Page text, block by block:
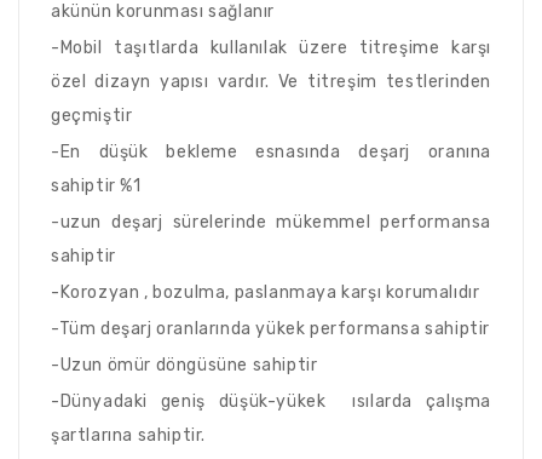
akünün korunması sağlanır
-Mobil taşıtlarda kullanılak üzere titreşime karşı
özel dizayn yapısı vardır. Ve titreşim testlerinden
geçmiştir
-En düşük bekleme esnasında deşarj oranına
sahiptir %1
-uzun deşarj sürelerinde mükemmel performansa
sahiptir
-Korozyan , bozulma, paslanmaya karşı korumalıdır
-Tüm deşarj oranlarında yükek performansa sahiptir
-Uzun ömür döngüsüne sahiptir
-Dünyadaki geniş düşük-yükek ısılarda çalışma
şartlarına sahiptir.